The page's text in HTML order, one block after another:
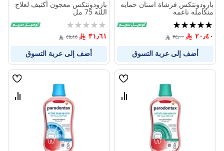
بارودونتكس فرشاة اسنان حمايه
متكامله ناعمه
تقييم:
100%
٢٠٫٤٠ ٣٤٫٠٠
أضف إلى عربة التسوق
بارودونتكس معجون أكتيف لعلاج
اللثة 75 مل
Rating:
0%
٣١٫٦١ ٤٥٫١٥
أضف إلى عربة التسوق
قائمة
قارن
قائمة
قارن